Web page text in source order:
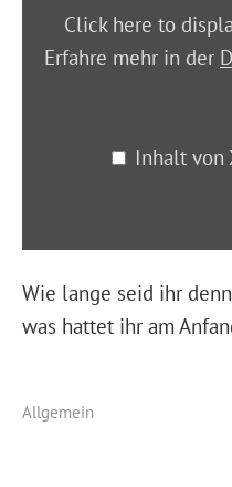
Click here to
Erfahre mehr in der
Inhalt von
Wie lange seid ihr
was hattet ihr am
Allgemein